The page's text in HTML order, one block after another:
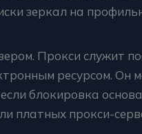
зеркал на
Прокси служит
ресурсом. Он
блокировка
платных прокси-